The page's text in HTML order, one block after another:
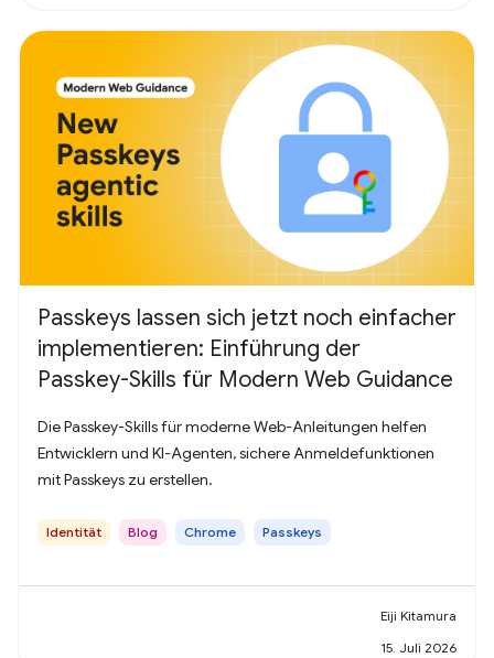
Passkeys lassen sich jetzt noch einfacher
implementieren: Einführung der
Passkey-Skills für Modern Web Guidance
Die Passkey-Skills für moderne Web-Anleitungen helfen
Entwicklern und KI-Agenten, sichere Anmeldefunktionen
mit Passkeys zu erstellen.
Identität Blog Chrome Passkeys
Eiji Kitamura
15. Juli 2026